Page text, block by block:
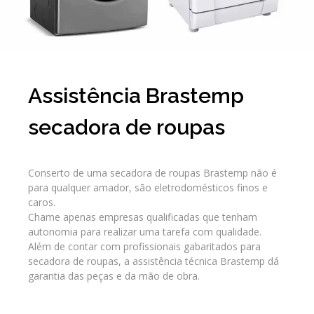
Assistência Brastemp
secadora de roupas
Conserto de uma secadora de roupas Brastemp não é
para qualquer amador, são eletrodomésticos finos e
caros.
Chame apenas empresas qualificadas que tenham
autonomia para realizar uma tarefa com qualidade.
Além de contar com profissionais gabaritados para
secadora de roupas, a assistência técnica Brastemp dá
garantia das peças e da mão de obra.